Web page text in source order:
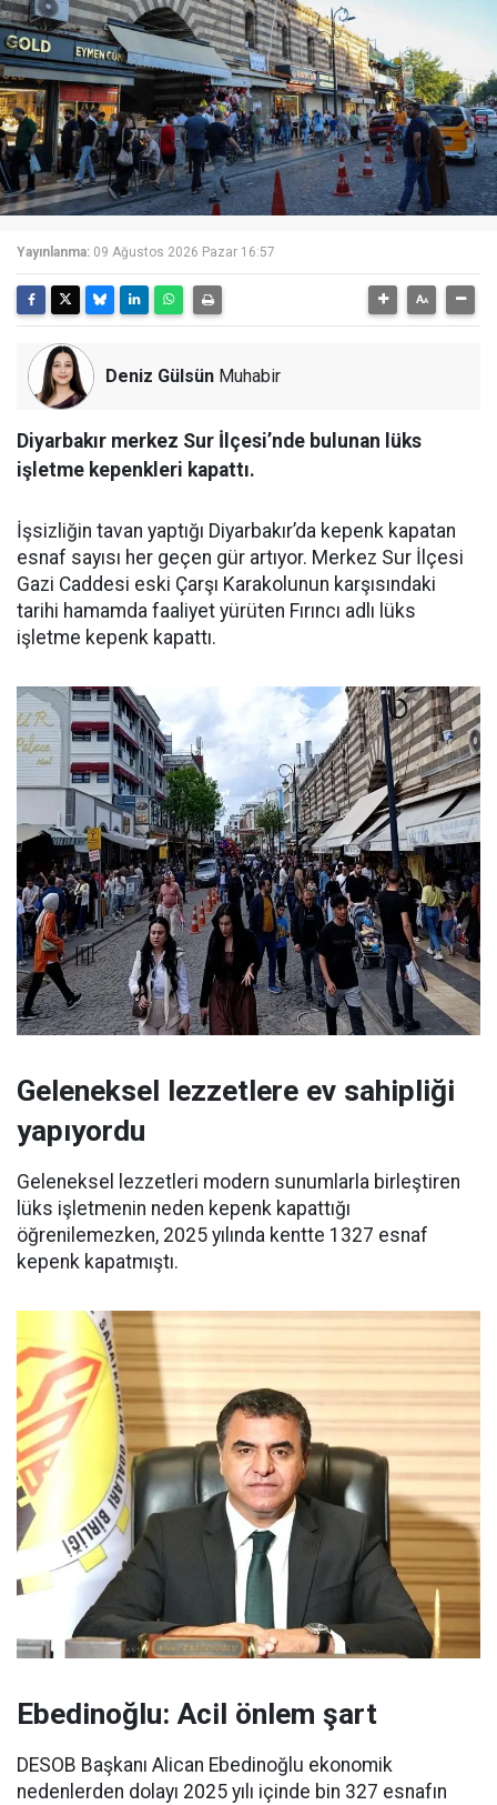
Yayınlanma: 09 Ağustos 2026 Pazar 16:57
Deniz Gülsün Muhabir
Diyarbakır merkez Sur İlçesi’nde bulunan lüks
işletme kepenkleri kapattı.
İşsizliğin tavan yaptığı Diyarbakır’da kepenk kapatan
esnaf sayısı her geçen gür artıyor. Merkez Sur İlçesi
Gazi Caddesi eski Çarşı Karakolunun karşısındaki
tarihi hamamda faaliyet yürüten Fırıncı adlı lüks
işletme kepenk kapattı.
Geleneksel lezzetlere ev sahipliği
yapıyordu
Geleneksel lezzetleri modern sunumlarla birleştiren
lüks işletmenin neden kepenk kapattığı
öğrenilemezken, 2025 yılında kentte 1327 esnaf
kepenk kapatmıştı.
Ebedinoğlu: Acil önlem şart
DESOB Başkanı Alican Ebedinoğlu ekonomik
nedenlerden dolayı 2025 yılı içinde bin 327 esnafın